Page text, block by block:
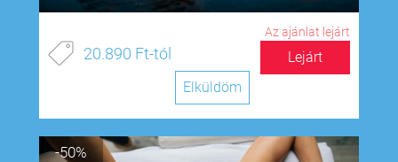
Az ajánlat lejárt
20.890 Ft-tól
Lejárt
Elküldöm
-50%